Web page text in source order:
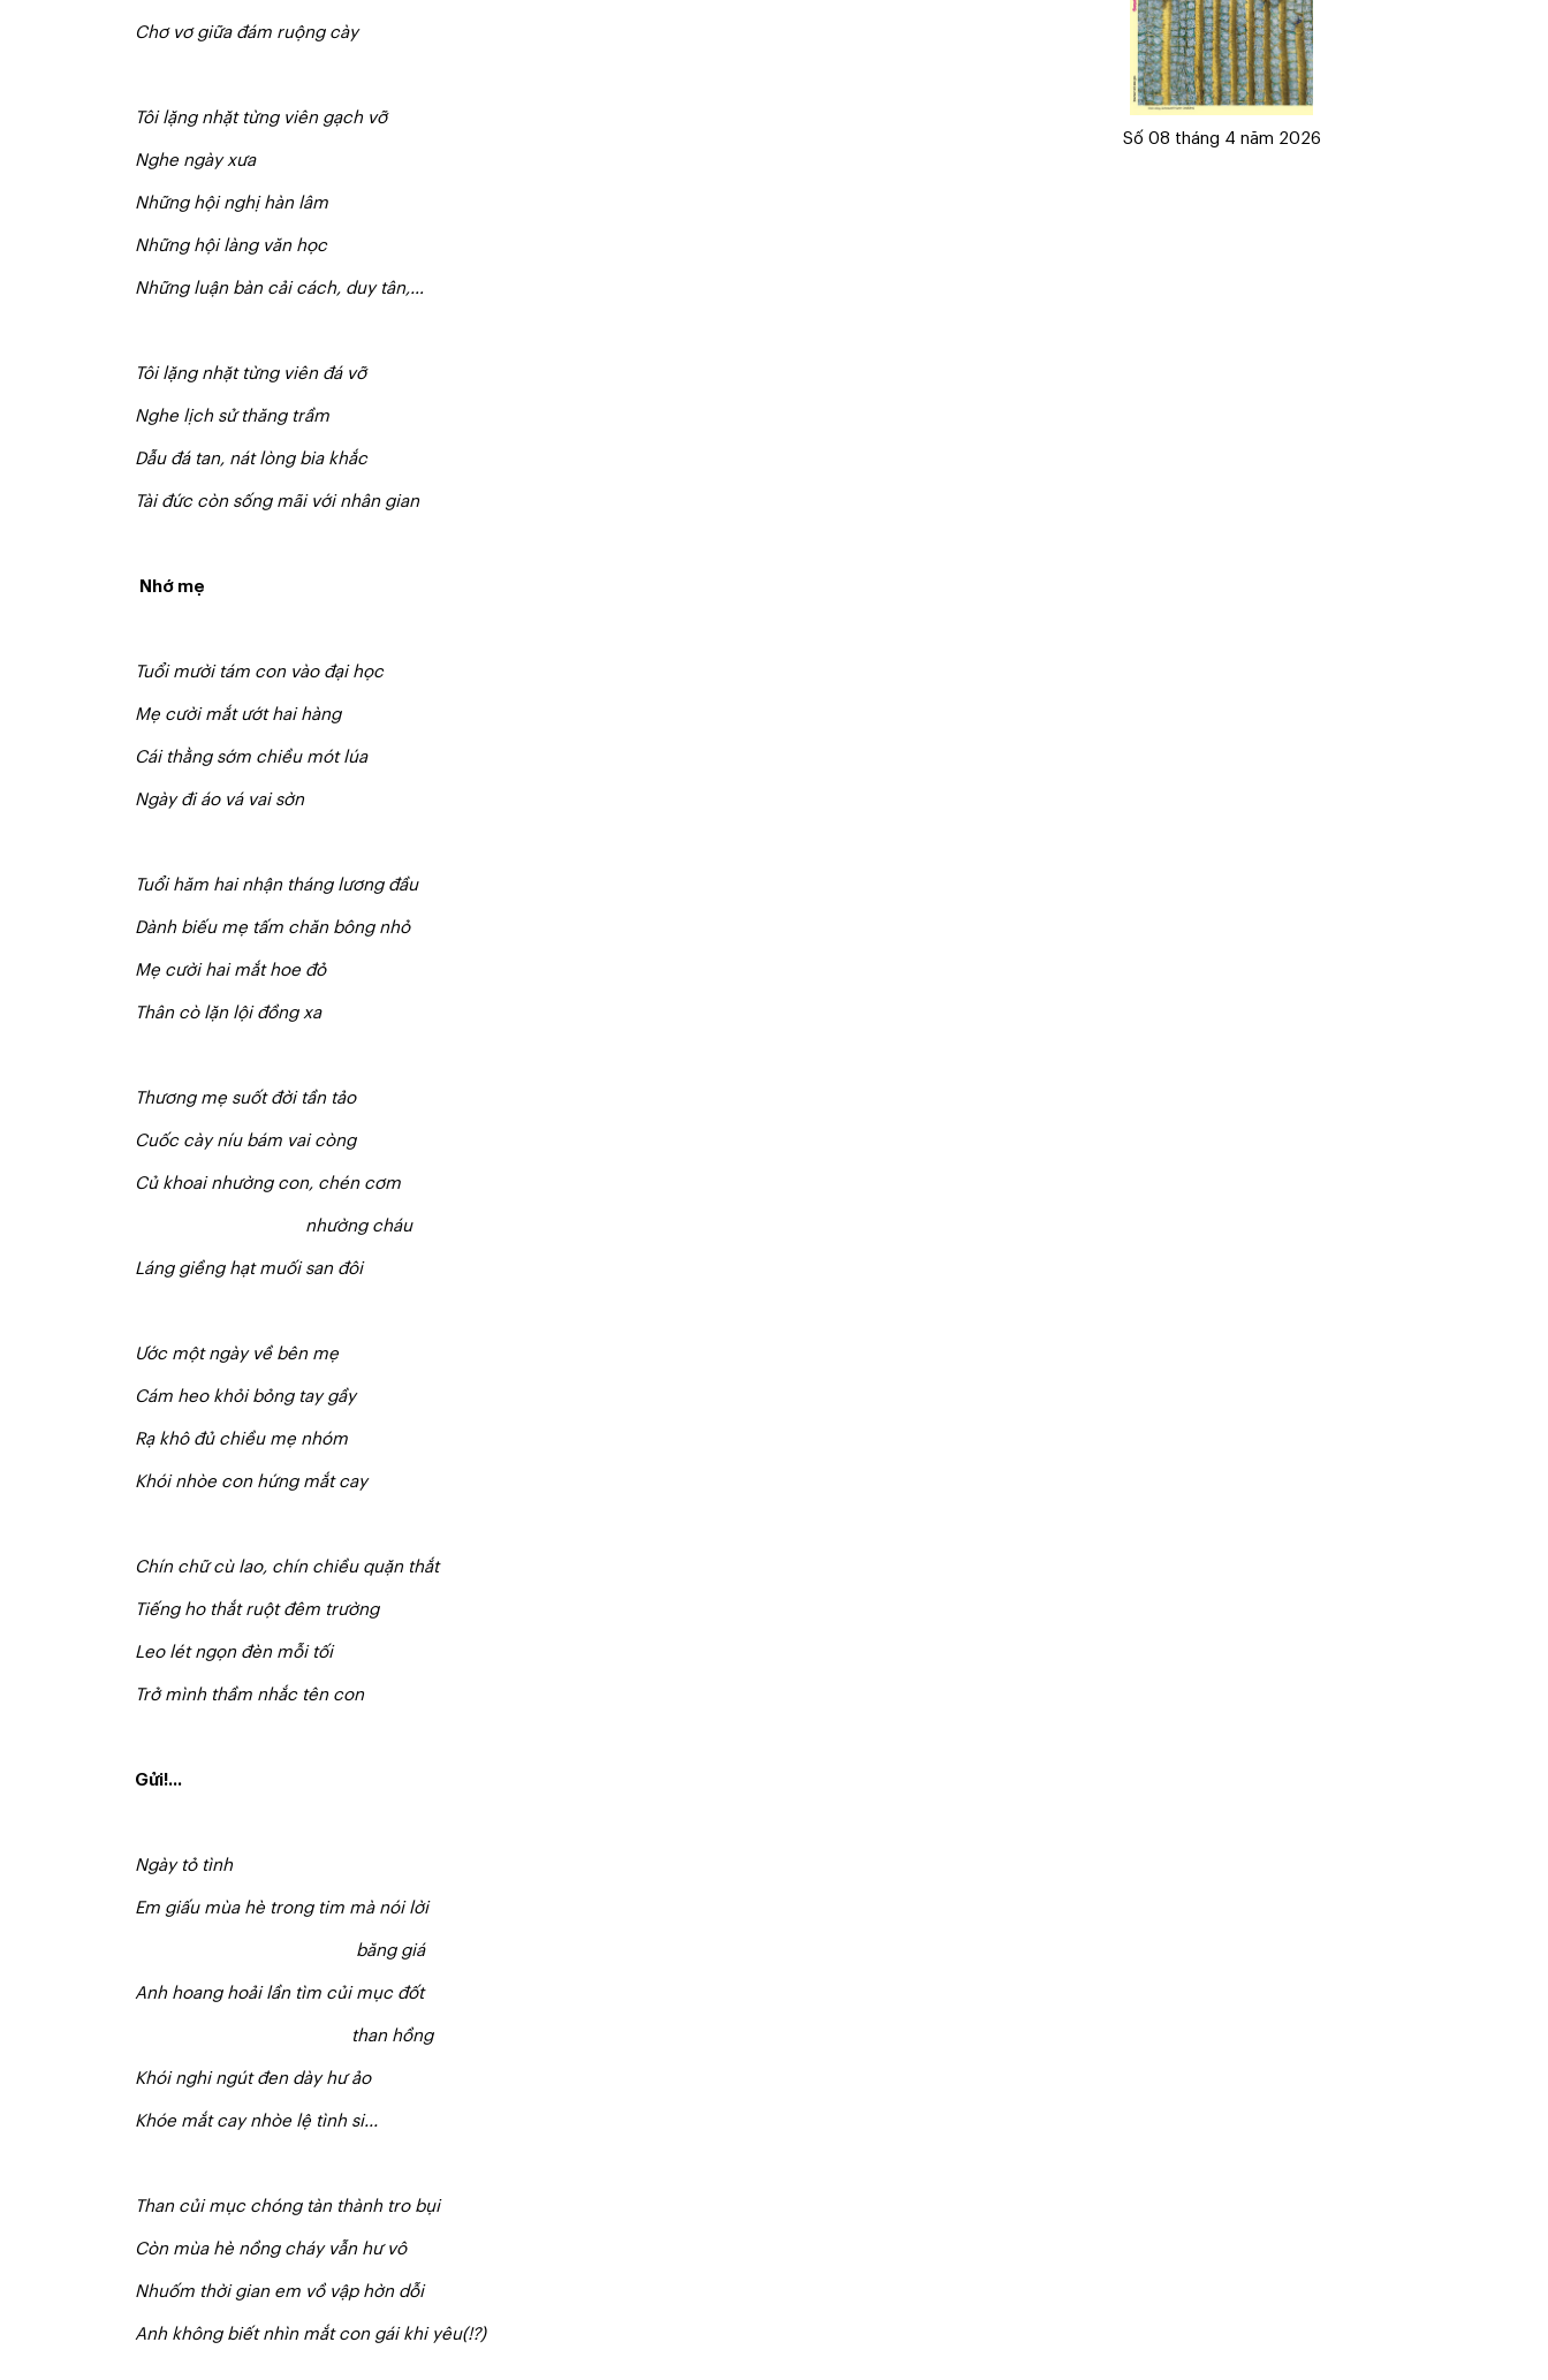
Chơ vơ giữa đám ruộng cày
Tôi lặng nhặt từng viên gạch vỡ
Nghe ngày xưa
Những hội nghị hàn lâm
Những hội làng văn học
Những luận bàn cải cách, duy tân,…
Tôi lặng nhặt từng viên đá vỡ
Nghe lịch sử thăng trầm
Dẫu đá tan, nát lòng bia khắc
Tài đức còn sống mãi với nhân gian
Nhớ mẹ
Tuổi mười tám con vào đại học
Mẹ cười mắt ướt hai hàng
Cái thằng sớm chiều mót lúa
Ngày đi áo vá vai sờn
Tuổi hăm hai nhận tháng lương đầu
Dành biếu mẹ tấm chăn bông nhỏ
Mẹ cười hai mắt hoe đỏ
Thân cò lặn lội đồng xa
Thương mẹ suốt đời tần tảo
Cuốc cày níu bám vai còng
Củ khoai nhường con, chén cơm
nhường cháu
Láng giềng hạt muối san đôi
Ước một ngày về bên mẹ
Cám heo khỏi bỏng tay gầy
Rạ khô đủ chiều mẹ nhóm
Khói nhòe con hứng mắt cay
Chín chữ cù lao, chín chiều quặn thắt
Tiếng ho thắt ruột đêm trường
Leo lét ngọn đèn mỗi tối
Trở mình thầm nhắc tên con
Gửi!...
Ngày tỏ tình
Em giấu mùa hè trong tim mà nói lời
băng giá
Anh hoang hoải lần tìm củi mục đốt
than hồng
Khói nghi ngút đen dày hư ảo
Khóe mắt cay nhòe lệ tình si...
Than củi mục chóng tàn thành tro bụi
Còn mùa hè nồng cháy vẫn hư vô
Nhuốm thời gian em vồ vập hờn dỗi
Anh không biết nhìn mắt con gái khi yêu(!?)
Số 08 tháng 4 năm 2026